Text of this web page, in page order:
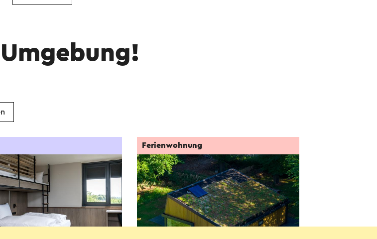
Ferienwohnung